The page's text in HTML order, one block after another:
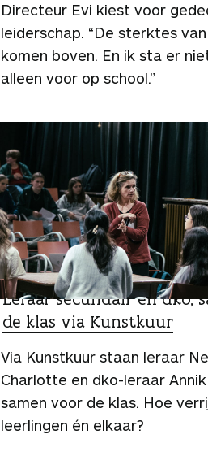
Directeur Evi kiest voor
leiderschap. “De sterktes
komen boven. En ik sta er
alleen voor op school.”
ZO DOEN ZIJ HET
Leraar secundair en dko,
de klas via Kunstkuur
Via Kunstkuur staan leraar
Charlotte en dko-leraar
samen voor de klas. Hoe
leerlingen én elkaar?